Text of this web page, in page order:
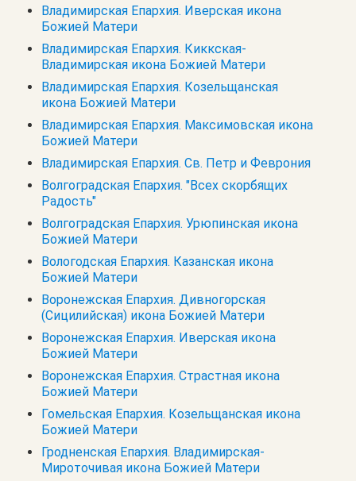
Владимирская Епархия. Иверская икона
Божией Матери
Владимирская Епархия. Киккская-
Владимирская икона Божией Матери
Владимирская Епархия. Козельщанская
икона Божией Матери
Владимирская Епархия. Максимовская икона
Божией Матери
Владимирская Епархия. Св. Петр и Феврония
Волгоградская Епархия. "Всех скорбящих
Радость"
Волгоградская Епархия. Урюпинская икона
Божией Матери
Вологодская Епархия. Казанская икона
Божией Матери
Воронежская Епархия. Дивногорская
(Сицилийская) икона Божией Матери
Воронежская Епархия. Иверская икона
Божией Матери
Воронежская Епархия. Страстная икона
Божией Матери
Гомельская Епархия. Козельщанская икона
Божией Матери
Гродненская Епархия. Владимирская-
Мироточивая икона Божией Матери